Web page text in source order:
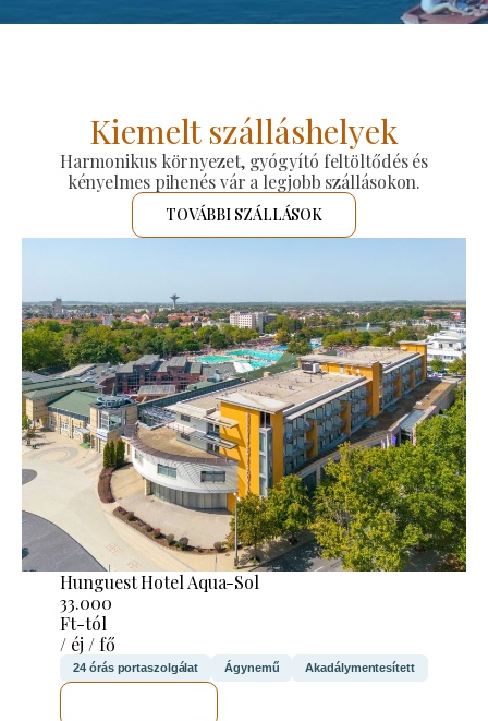
Kiemelt szálláshelyek
Harmonikus környezet, gyógyító feltöltődés és
kényelmes pihenés vár a legjobb szállásokon.
TOVÁBBI SZÁLLÁSOK
Hunguest Hotel Aqua-Sol
33.000
Ft-tól
/ éj / fő
24 órás portaszolgálat Ágynemű Akadálymentesített